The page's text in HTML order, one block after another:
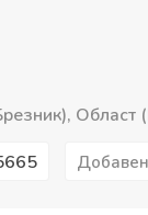
Област